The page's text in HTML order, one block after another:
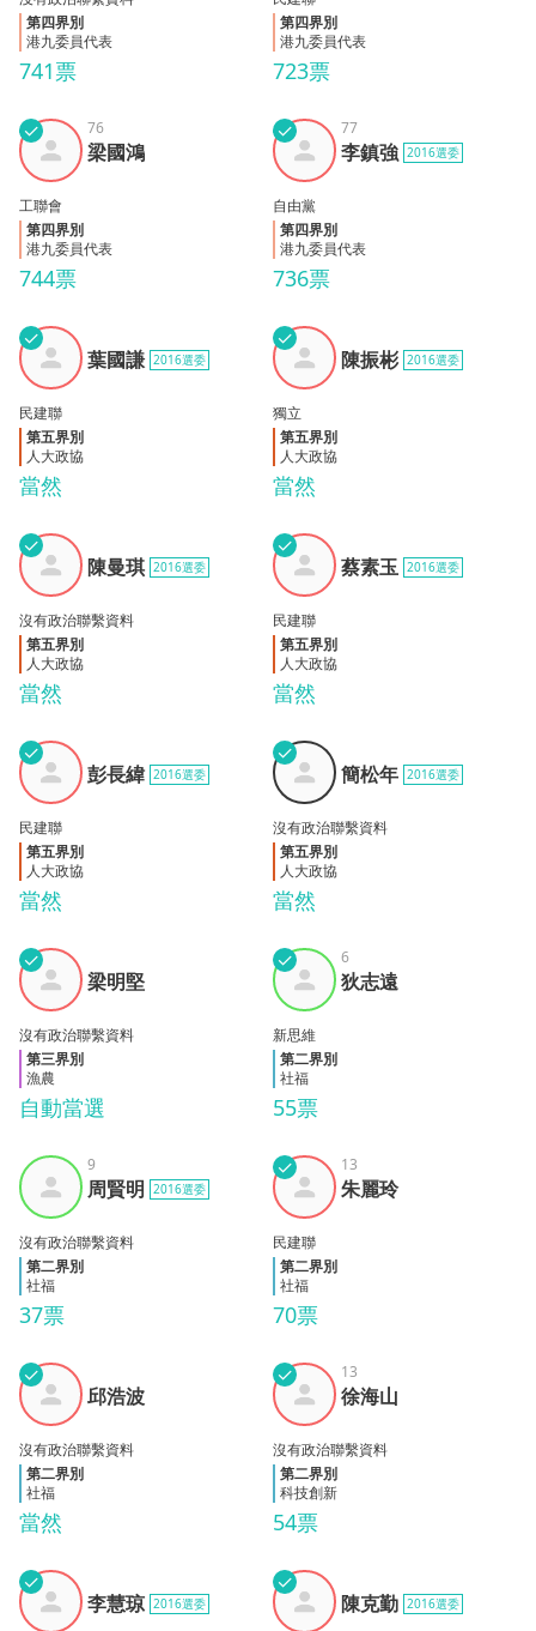
741票
第四界別
港九委員代表
723票
第四界別
港九委員代表
梁國
鴻
✓
744票
76
梁國鴻
工聯會
第四界別
港九委員代表
李鎮
強
✓
736票
77
李鎮強 2016選委
自由黨
第四界別
港九委員代表
葉國
謙
✓
當然
葉國謙 2016選委
民建聯
第五界別
人大政協
陳振
彬
✓
當然
陳振彬 2016選委
獨立
第五界別
人大政協
陳曼
琪
✓
當然
陳曼琪 2016選委
沒有政治聯繫資料
第五界別
人大政協
蔡素
玉
✓
當然
蔡素玉 2016選委
民建聯
第五界別
人大政協
彭長
緯
✓
當然
彭長緯 2016選委
民建聯
第五界別
人大政協
簡松
年
✓
當然
簡松年 2016選委
沒有政治聯繫資料
第五界別
人大政協
梁明
堅
✓
自動當選
梁明堅
沒有政治聯繫資料
第三界別
漁農
狄志
遠
✓
55票
6
狄志遠
新思維
第二界別
社福
周賢
明
37票
9
周賢明 2016選委
沒有政治聯繫資料
第二界別
社福
朱麗
玲
✓
70票
13
朱麗玲
民建聯
第二界別
社福
邱浩
波
✓
當然
邱浩波
沒有政治聯繫資料
第二界別
社福
徐海
山
✓
54票
13
徐海山
沒有政治聯繫資料
第二界別
科技創新
李慧
琼
✓
李慧琼 2016選委
陳克
勤
✓
陳克勤 2016選委